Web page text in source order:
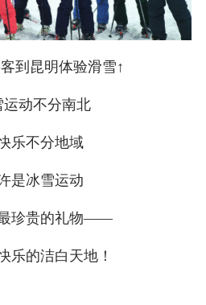
到昆明体验滑雪↑
运动不分南北
乐不分地域
是冰雪运动
珍贵的礼物——
乐的洁白天地！